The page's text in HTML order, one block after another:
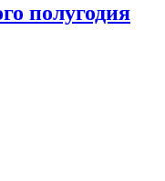
полугодия